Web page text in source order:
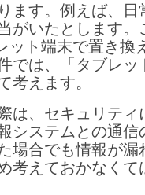
ます。例えば、日
がいたとします。
ット端末で置き換
では、「タブレッ
考えます。
は、セキュリティ
システムとの通信
場合でも情報が漏
考えておかなくて